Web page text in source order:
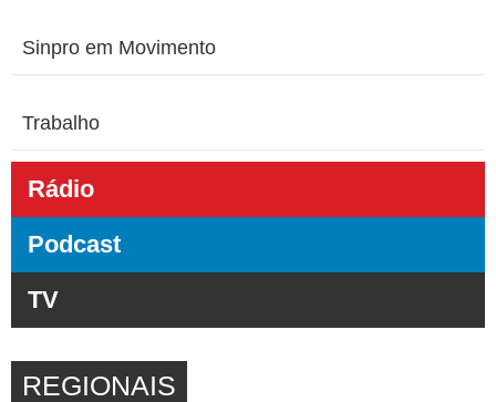
Sinpro em Movimento
Trabalho
Rádio
Podcast
TV
REGIONAIS